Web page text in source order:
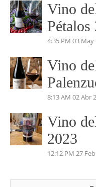
Vino
4:35 PM 03 May
Vino
8:13 AM 02 Abr
Vino
2023
12:12 PM 27